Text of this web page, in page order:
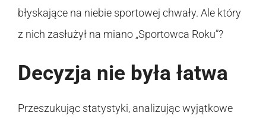
błyskające na niebie sportowej chwały. Ale który
z nich zasłużył na miano „Sportowca Roku”?
Decyzja nie była łatwa
Przeszukując statystyki, analizując wyjątkowe